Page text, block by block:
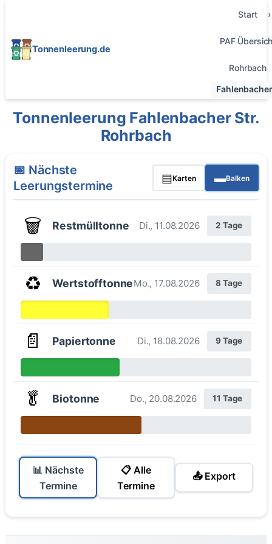
Tonnenleerung.de
Start
PAF
Rohrbach
Tonnenleerung Fahlenbacher Str.
Rohrbach
📅 Nächste
Leerungstermine
▤Karten ▬Balken
🗑️ Restmülltonne Di., 11.08.2026 2 Tage
♻️ WertstofftonneMo., 17.08.2026 8 Tage
📄 Papiertonne Di., 18.08.2026 9 Tage
🥬 Biotonne Do., 20.08.2026 11 Tage
📊 Nächste
Termine
📋 Alle
Termine
📤 Export